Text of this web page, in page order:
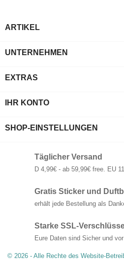
ARTIKEL
UNTERNEHMEN
EXTRAS
IHR KONTO
SHOP-EINSTELLUNGEN
Täglicher Versand
D 4,99€ - ab 59,99€ free. EU
Gratis Sticker und
erhält jede Bestellung als
Starke SSL-
Eure Daten sind Sicher und
© 2026 - Alle Rechte des Website-